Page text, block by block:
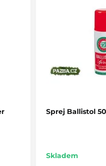
nepohyboval
i při výškové a
puškohledů, pokud
krytku korekčního
základnou pod
puškohledu, ten
s křížem (i když to
odchylky jsou
Sprej Ballistol
Skladem